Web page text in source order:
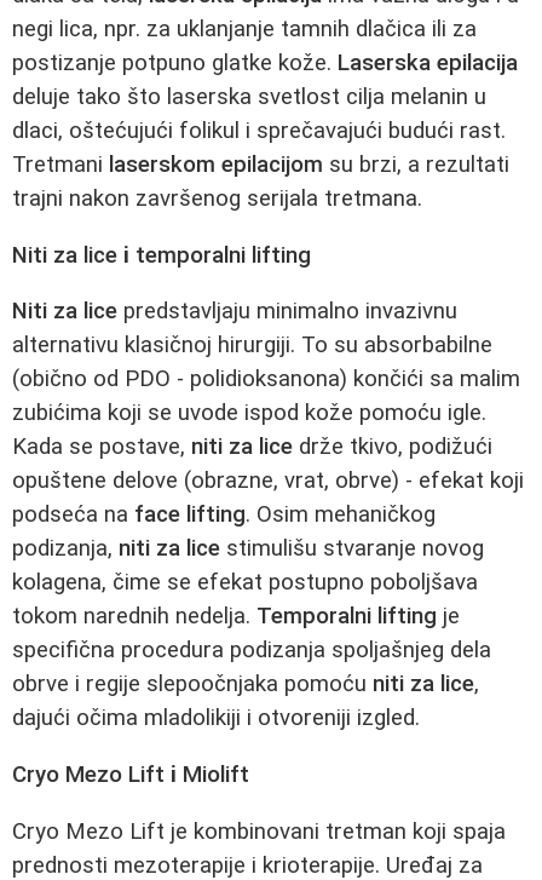
negi lica, npr. za uklanjanje tamnih dlačica ili za
postizanje potpuno glatke kože. Laserska epilacija
deluje tako što laserska svetlost cilja melanin u
dlaci, oštećujući folikul i sprečavajući budući rast.
Tretmani laserskom epilacijom su brzi, a rezultati
trajni nakon završenog serijala tretmana.
Niti za lice i temporalni lifting
Niti za lice predstavljaju minimalno invazivnu
alternativu klasičnoj hirurgiji. To su absorbabilne
(obično od PDO - polidioksanona) končići sa malim
zubićima koji se uvode ispod kože pomoću igle.
Kada se postave, niti za lice drže tkivo, podižući
opuštene delove (obrazne, vrat, obrve) - efekat koji
podseća na face lifting. Osim mehaničkog
podizanja, niti za lice stimulišu stvaranje novog
kolagena, čime se efekat postupno poboljšava
tokom narednih nedelja. Temporalni lifting je
specifična procedura podizanja spoljašnjeg dela
obrve i regije slepoočnjaka pomoću niti za lice,
dajući očima mladolikiji i otvoreniji izgled.
Cryo Mezo Lift i Miolift
Cryo Mezo Lift je kombinovani tretman koji spaja
prednosti mezoterapije i krioterapije. Uređaj za